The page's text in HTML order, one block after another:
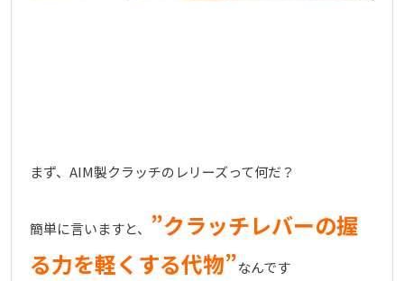
まず、AIM製クラッチのレリーズって何だ？
簡単に言いますと、 ”クラッチレバーの握
る力を軽くする代物”なんです